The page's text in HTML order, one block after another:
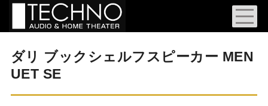
ダリ ブックシェルフスピーカー MEN
UET SE